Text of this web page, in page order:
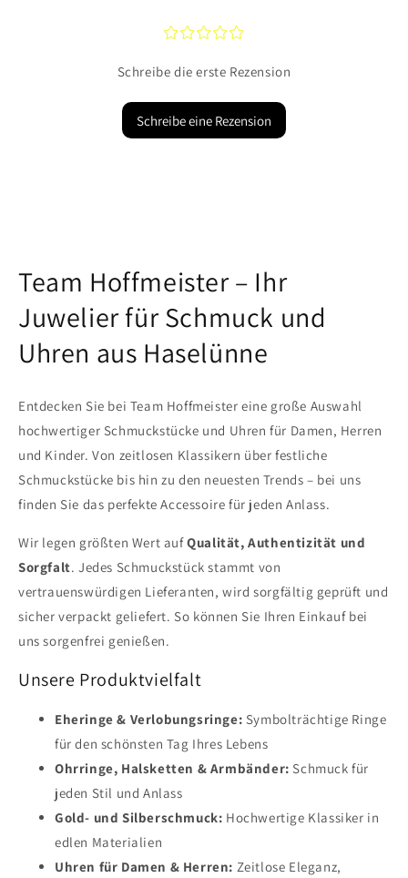
¤¤¤¤¤
Schreibe die erste Rezension
Schreibe eine Rezension
Team Hoffmeister – Ihr
Juwelier für Schmuck und
Uhren aus Haselünne
Entdecken Sie bei Team Hoffmeister eine große Auswahl
hochwertiger Schmuckstücke und Uhren für Damen, Herren
und Kinder. Von zeitlosen Klassikern über festliche
Schmuckstücke bis hin zu den neuesten Trends – bei uns
finden Sie das perfekte Accessoire für jeden Anlass.
Wir legen größten Wert aufQualität, Authentizität und
Sorgfalt. Jedes Schmuckstück stammt von
vertrauenswürdigen Lieferanten, wird sorgfältig geprüft und
sicher verpackt geliefert. So können Sie Ihren Einkauf bei
uns sorgenfrei genießen.
Unsere Produktvielfalt
Eheringe & Verlobungsringe: Symbolträchtige Ringe
für den schönsten Tag Ihres Lebens
Ohrringe, Halsketten & Armbänder: Schmuck für
jeden Stil und Anlass
Gold- und Silberschmuck: Hochwertige Klassiker in
edlen Materialien
Uhren für Damen & Herren: Zeitlose Eleganz,